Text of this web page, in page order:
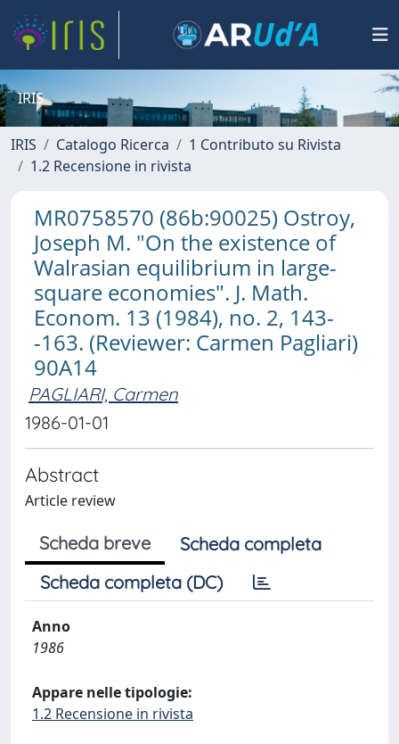
IRIS
IRIS Catalogo Ricerca
1 Contributo su Rivista
1.2 Recensione in rivista
MR0758570 (86b:90025) Ostroy,
Joseph M. "On the existence of
Walrasian equilibrium in large-
square economies". J. Math.
Econom. 13 (1984), no. 2, 143-
-163. (Reviewer: Carmen Pagliari)
90A14
PAGLIARI, Carmen
1986-01-01
Abstract
Article review
Scheda breve
Scheda completa
Scheda completa (DC)
Anno
1986
Appare nelle tipologie:
1.2 Recensione in rivista